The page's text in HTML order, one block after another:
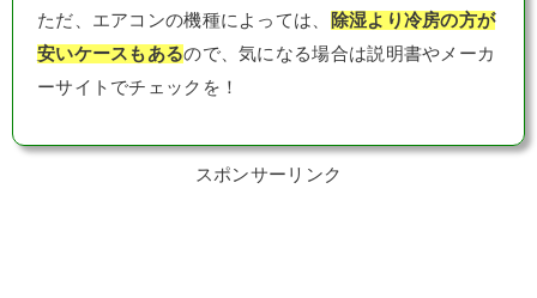
ただ、エアコンの機種によっては、
除湿より冷房の方が
安いケースもあるので、気になる場合は説明書やメーカ
ーサイトでチェックを！
スポンサーリンク